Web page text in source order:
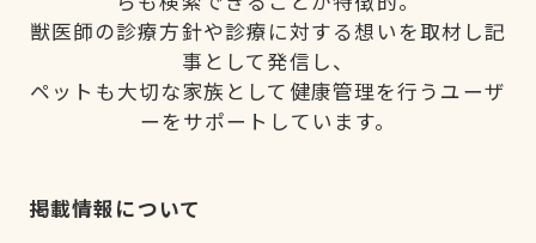
獣医師の診療方針や診療に対する想いを取材し記
事として発信し、
ペットも大切な家族として健康管理を行うユーザ
ーをサポートしています。
掲載情報について